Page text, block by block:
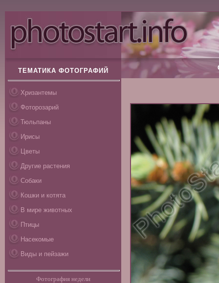
ТЕМАТИКА ФОТОГРАФИЙ
Хризантемы
Фоторозарий
Тюльпаны
Ирисы
Цветы
Другие растения
Собаки
Кошки и котята
В мире животных
Птицы
Насекомые
Виды и пейзажи
Фотография недели